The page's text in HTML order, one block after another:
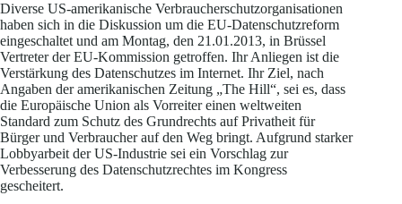
Diverse US-amerikanische Verbraucherschutzorganisationen
haben sich in die Diskussion um die EU-Datenschutzreform
eingeschaltet und am Montag, den 21.01.2013, in Brüssel
Vertreter der EU-Kommission getroffen. Ihr Anliegen ist die
Verstärkung des Datenschutzes im Internet. Ihr Ziel, nach
Angaben der amerikanischen Zeitung „The Hill“, sei es, dass
die Europäische Union als Vorreiter einen weltweiten
Standard zum Schutz des Grundrechts auf Privatheit für
Bürger und Verbraucher auf den Weg bringt. Aufgrund starker
Lobbyarbeit der US-Industrie sei ein Vorschlag zur
Verbesserung des Datenschutzrechtes im Kongress
gescheitert.